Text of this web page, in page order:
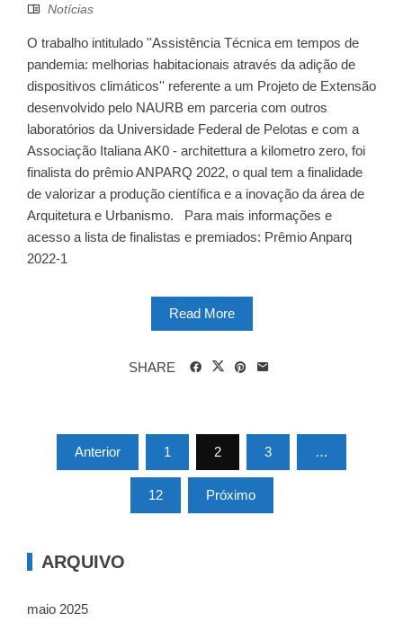
Notícias
O trabalho intitulado ''Assistência Técnica em tempos de
pandemia: melhorias habitacionais através da adição de
dispositivos climáticos'' referente a um Projeto de Extensão
desenvolvido pelo NAURB em parceria com outros
laboratórios da Universidade Federal de Pelotas e com a
Associação Italiana AK0 - architettura a kilometro zero, foi
finalista do prêmio ANPARQ 2022, o qual tem a finalidade
de valorizar a produção científica e a inovação da área de
Arquitetura e Urbanismo. Para mais informações e
acesso a lista de finalistas e premiados: Prêmio Anparq
2022-1
Read More
SHARE
Paginação
Anterior 1 2 3 …
12 Próximo
ARQUIVO
maio 2025